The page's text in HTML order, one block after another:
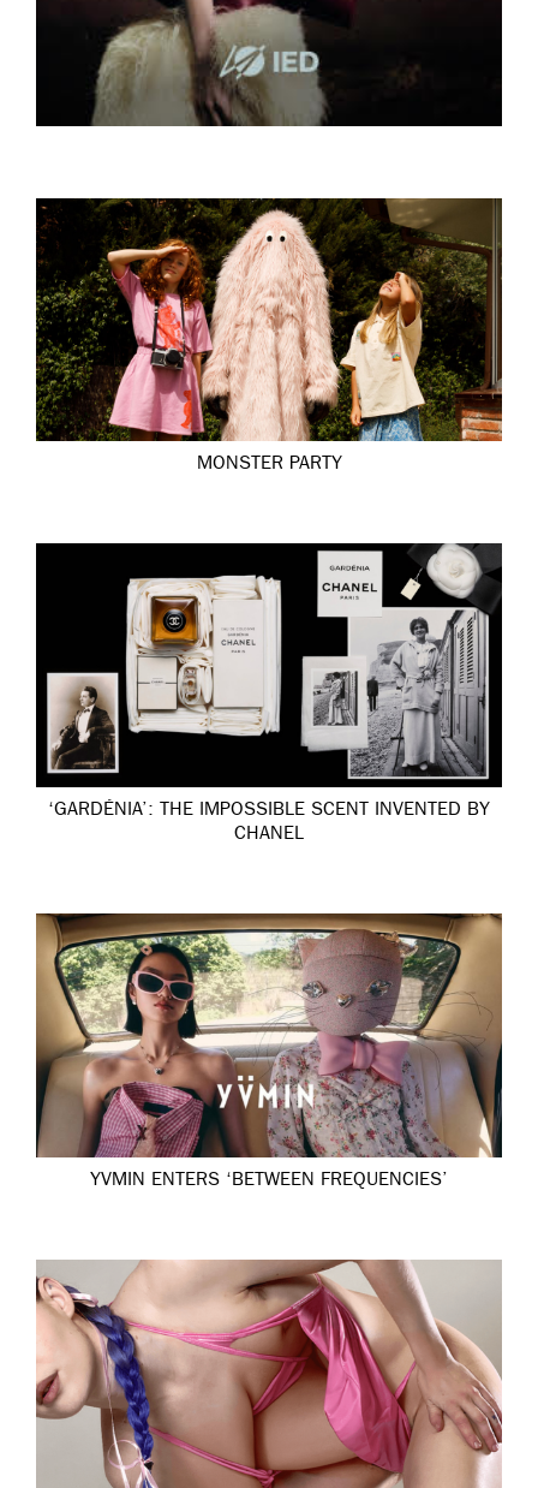
MONSTER PARTY
‘GARDÉNIA’: THE IMPOSSIBLE SCENT INVENTED BY
CHANEL
YVMIN ENTERS ‘BETWEEN FREQUENCIES’